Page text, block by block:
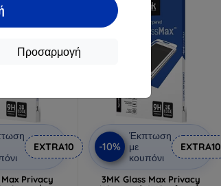
Προσαρμογή
EXTRA10
Privacy
-10%
Έκπτωση
με
κουπόνι
EXTRA10
3MK Glass Max Privacy